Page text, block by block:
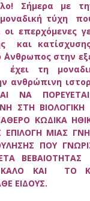
Σήμερα με
μοναδική τύχη
οι επερχόμενες
και
στην
τη
ανθρώπινη
ΝΑ
ΣΤΗ
ΚΩΔΙΚΑ
ΜΙΑΣ
ΠΟΥ
ΚΑΛΟ ΚΑΙ ΤΟ
ΕΙΔΟΥΣ.